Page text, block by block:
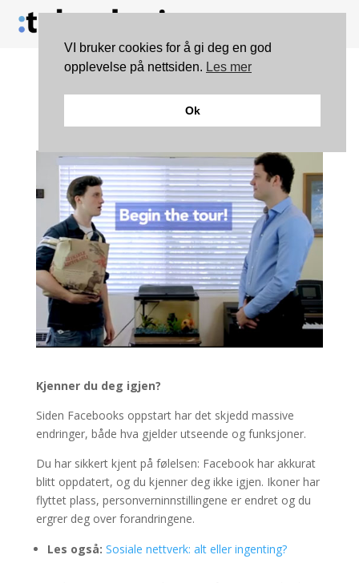
Facebook-oppdateringer
i det virkelige liv
Kjenner du deg igjen?
Siden Facebooks oppstart har det skjedd massive
endringer, både hva gjelder utseende og funksjoner.
Du har sikkert kjent på følelsen: Facebook har akkurat
blitt oppdatert, og du kjenner deg ikke igjen. Ikoner har
flyttet plass, personverninnstillingene er endret og du
ergrer deg over forandringene.
Les også: Sosiale nettverk: alt eller ingenting?
VI bruker cookies for å gi deg en god
opplevelse på nettsiden. Les mer
Ok